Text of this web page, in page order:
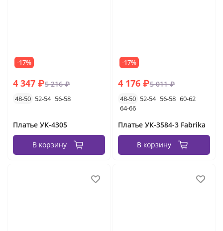
-17%
4 347 ₽5 216 ₽
48-50 52-54 56-58
Платье УК-4305
В корзину
-17%
4 176 ₽5 011 ₽
48-50 52-54 56-58 60-62
64-66
Платье УК-3584-3 Fabrika
В корзину